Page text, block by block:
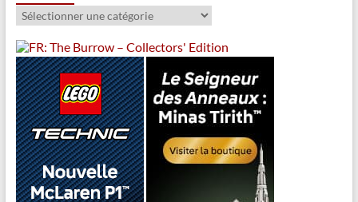
Catégories